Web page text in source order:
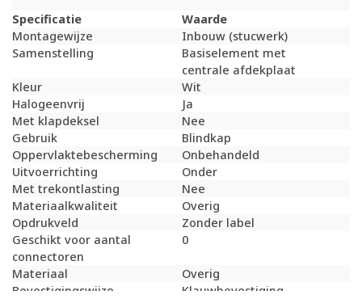
Specificatie
Waarde
Montagewijze
Inbouw (stucwerk)
Samenstelling
Basiselement met
centrale afdekplaat
Kleur
Wit
Halogeenvrij
Ja
Met klapdeksel
Nee
Gebruik
Blindkap
Oppervlaktebescherming
Onbehandeld
Uitvoerrichting
Onder
Met trekontlasting
Nee
Materiaalkwaliteit
Overig
Opdrukveld
Zonder label
Geschikt voor aantal
connectoren
0
Materiaal
Overig
Bevestigingswijze
Klauwbevestiging